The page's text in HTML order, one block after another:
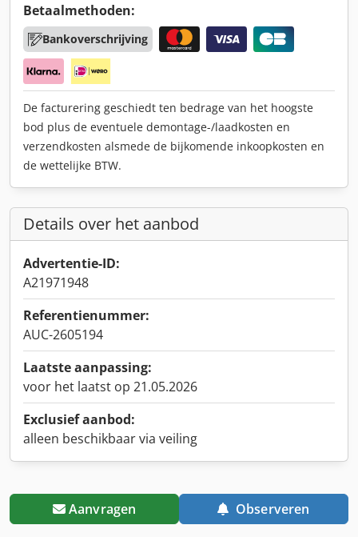
Betaalmethoden:
Bankoverschrijving
De facturering geschiedt ten bedrage van het hoogste
bod plus de eventuele demontage-/laadkosten en
verzendkosten alsmede de bijkomende inkoopkosten en
de wettelijke BTW.
Details over het aanbod
Advertentie-ID:
A21971948
Referentienummer:
AUC-2605194
Laatste aanpassing:
voor het laatst op 21.05.2026
Exclusief aanbod:
alleen beschikbaar via veiling
Aanvragen Observeren